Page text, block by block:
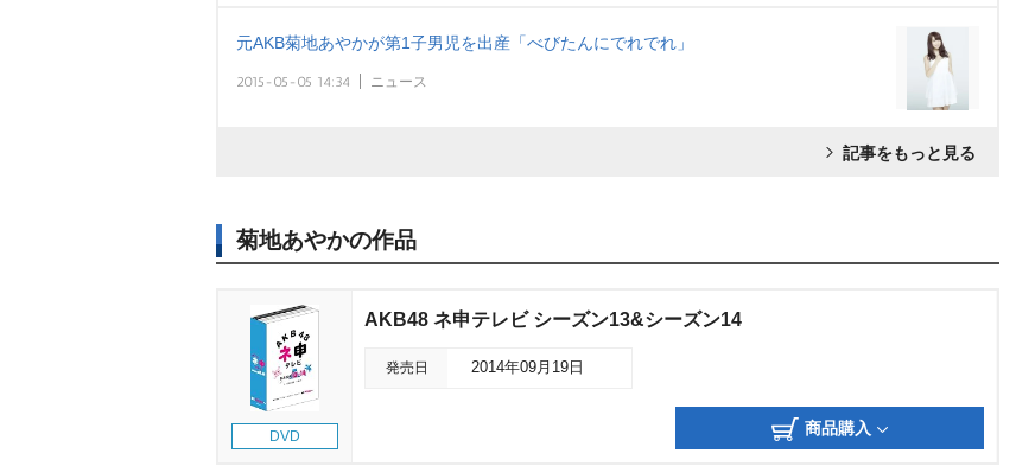
元AKB菊地あやかが第1子男児を出産「べびたんにでれでれ」
2015-05-05 14:34 ニュース
記事をもっと見る
菊地あやかの作品
DVD
AKB48 ネ申テレビ シーズン13&シーズン14
発売日 2014年09月19日
商品購入